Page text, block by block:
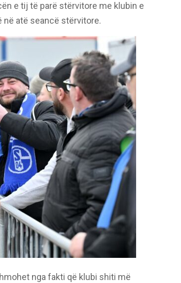
e tij të parë stërvitore me klubin e
atë seancë stërvitore.
nga fakti që klubi shiti më